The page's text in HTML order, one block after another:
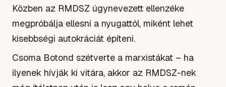
Közben az RMDSZ úgynevezett ellenzéke
megpróbálja ellesni a nyugattól, miként lehet
kisebbségi autokráciát építeni.
Csoma Botond szétverte a marxistákat – ha
ilyenek hívják ki vitára, akkor az RMDSZ-nek